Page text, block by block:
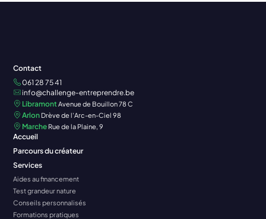
Contact
061 28 75 41
info@challenge-entreprendre.be
LibramontAvenue de Bouillon 78 C
Arlon Drève de l'Arc-en-Ciel 98
Marche Rue de la Plaine, 9
Accueil
Parcours du créateur
Services
Aides au financement
Test grandeur nature
Conseils personnalisés
Formations pratiques